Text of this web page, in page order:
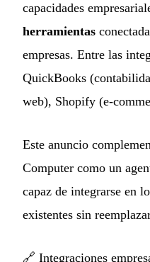
capacidades
herramientas
empresas. Entre las
QuickBooks
web), Shopify (e-
Este anuncio
Computer como un
capaz de integrarse en
existentes sin
🔗 Integraciones